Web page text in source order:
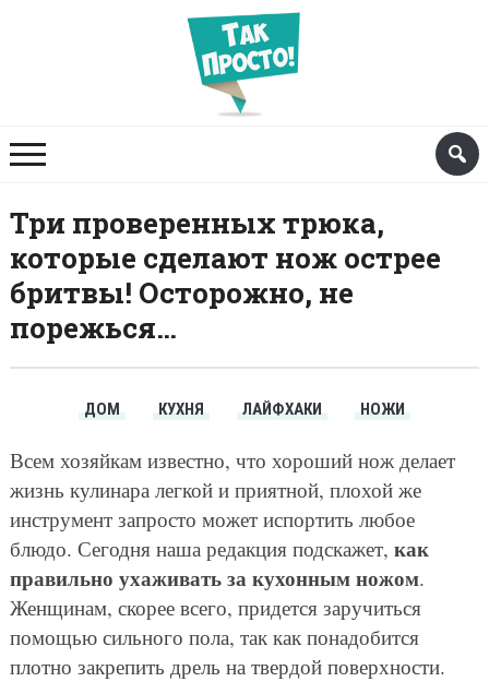
Три проверенных трюка,
которые сделают нож острее
бритвы! Осторожно, не
порежься…
ДОМ КУХНЯ ЛАЙФХАКИ НОЖИ
Всем хозяйкам известно, что хороший нож делает
жизнь кулинара легкой и приятной, плохой же
инструмент запросто может испортить любое
блюдо. Сегодня наша редакция подскажет, как
правильно ухаживать за кухонным ножом.
Женщинам, скорее всего, придется заручиться
помощью сильного пола, так как понадобится
плотно закрепить дрель на твердой поверхности.